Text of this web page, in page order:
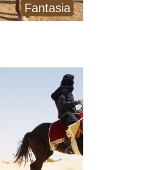
Fantasia